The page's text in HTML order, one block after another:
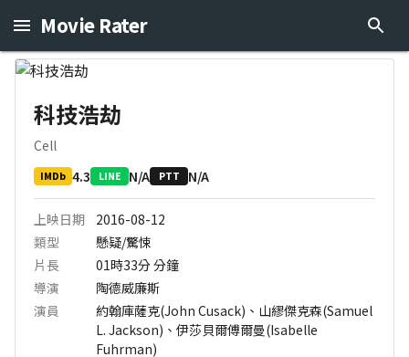
Movie Rater
科技浩劫
Cell
IMDb 4.3 LINE N/A PTT N/A
上映日期
2016-08-12
類型
懸疑/驚悚
片長
01時33分分鐘
導演
陶德威廉斯
演員
約翰庫薩克(John Cusack)、山繆傑克森(Samuel
L. Jackson)、伊莎貝爾傅爾曼(Isabelle
Fuhrman)